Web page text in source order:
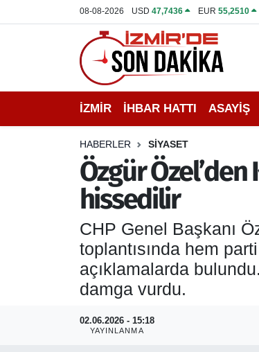
08-08-2026 USD47,7436 EUR 55,2510
İZMİR İHBAR HATTI ASAYİŞ
HABERLER SİYASET
Özgür Özel’den
hissedilir
CHP Genel Başkanı
toplantısında hem
açıklamalarda
damga vurdu.
02.06.2026 - 15:18
YAYINLANMA
İHBAR HATTI
DEPREM
EKONOMİ
SİYASET
RESMİ REKLAM
İzmir Nöbetçi Eczaneler
İzmir Hava Durumu
İzmir Namaz Vakitleri
İzmir Trafik Yoğunluk Haritası
Puan Durumu ve Fikstür
Tüm Manşetler
Son Dakika Haberleri
Haber Arşivi